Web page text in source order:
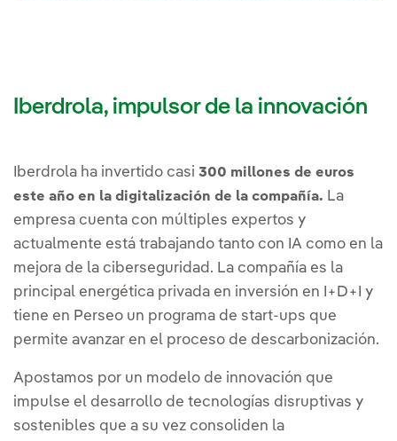
Iberdrola, impulsor de la innovación
Iberdrola ha invertido casi 300 millones de euros
este año en la digitalización de la compañía. La
empresa cuenta con múltiples expertos y
actualmente está trabajando tanto con IA como en la
mejora de la ciberseguridad. La compañía es la
principal energética privada en inversión en I+D+I y
tiene en Perseo un programa de start-ups que
permite avanzar en el proceso de descarbonización.
Apostamos por un modelo de innovación que
impulse el desarrollo de tecnologías disruptivas y
sostenibles que a su vez consoliden la